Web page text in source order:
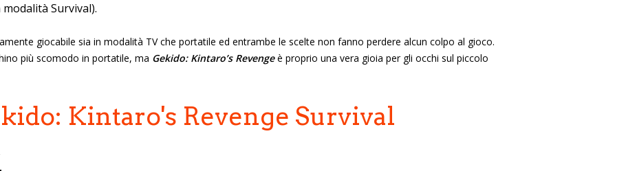
Survival).
giocabile sia in modalità TV che portatile ed entrambe le scelte non fanno perdere alcun colpo al gioco.
più scomodo in portatile, ma Gekido: Kintaro’s Revenge è proprio una vera gioia per gli occhi sul piccolo